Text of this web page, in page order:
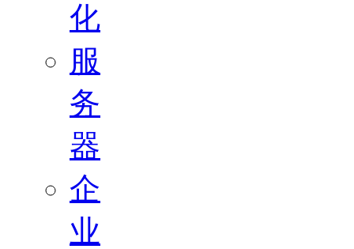
化
服
务
器
企
业